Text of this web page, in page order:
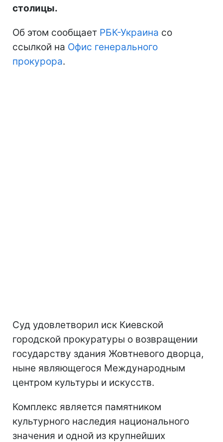
столицы.
Об этом сообщает РБК-Украина со
ссылкой на Офис генерального
прокурора.
Суд удовлетворил иск Киевской
городской прокуратуры о возвращении
государству здания Жовтневого дворца,
ныне являющегося Международным
центром культуры и искусств.
Комплекс является памятником
культурного наследия национального
значения и одной из крупнейших